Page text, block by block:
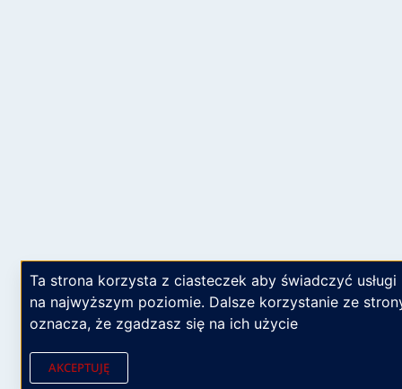
Ta strona korzysta z ciasteczek aby świadczyć usługi
na najwyższym poziomie. Dalsze korzystanie ze
oznacza, że zgadzasz się na ich użycie
AKCEPTUJĘ